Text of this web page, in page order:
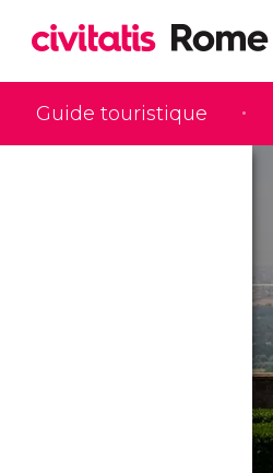
Guide touristique